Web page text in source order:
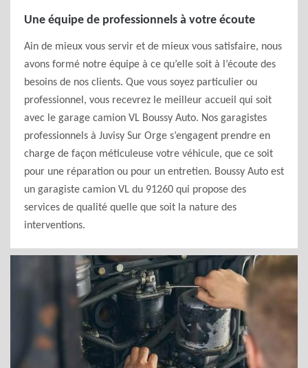
Une équipe de professionnels à votre écoute
Ain de mieux vous servir et de mieux vous satisfaire, nous
avons formé notre équipe à ce qu’elle soit à l’écoute des
besoins de nos clients. Que vous soyez particulier ou
professionnel, vous recevrez le meilleur accueil qui soit
avec le garage camion VL Boussy Auto. Nos garagistes
professionnels à Juvisy Sur Orge s’engagent prendre en
charge de façon méticuleuse votre véhicule, que ce soit
pour une réparation ou pour un entretien. Boussy Auto est
un garagiste camion VL du 91260 qui propose des
services de qualité quelle que soit la nature des
interventions.